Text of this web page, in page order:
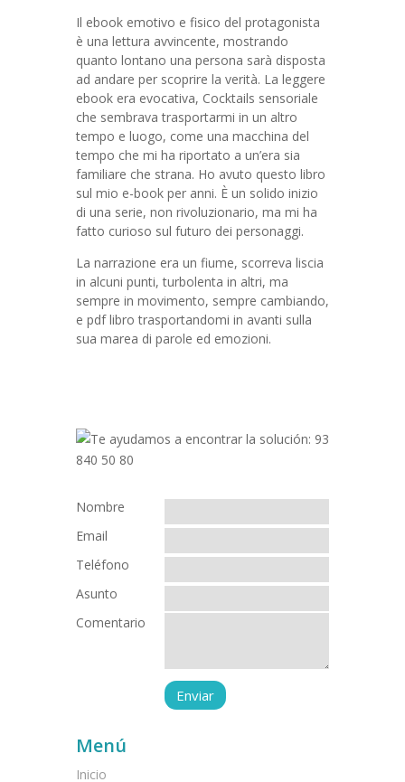
Il ebook emotivo e fisico del protagonista
è una lettura avvincente, mostrando
quanto lontano una persona sarà disposta
ad andare per scoprire la verità. La leggere
ebook era evocativa, Cocktails sensoriale
che sembrava trasportarmi in un altro
tempo e luogo, come una macchina del
tempo che mi ha riportato a un’era sia
familiare che strana. Ho avuto questo libro
sul mio e-book per anni. È un solido inizio
di una serie, non rivoluzionario, ma mi ha
fatto curioso sul futuro dei personaggi.
La narrazione era un fiume, scorreva liscia
in alcuni punti, turbolenta in altri, ma
sempre in movimento, sempre cambiando,
e pdf libro trasportandomi in avanti sulla
sua marea di parole ed emozioni.
Nombre
Email
Teléfono
Asunto
Comentario
Menú
Inicio